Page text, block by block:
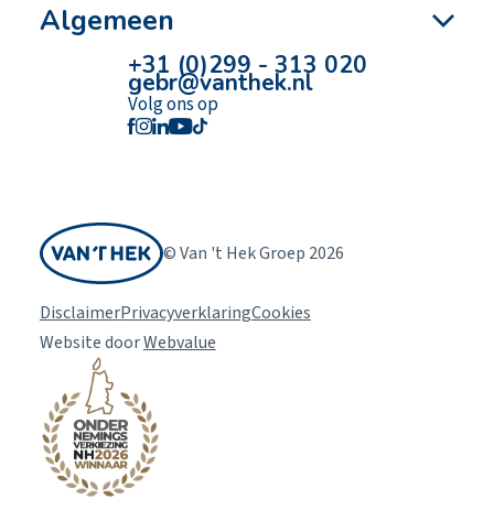
Algemeen
+31 (0)299 - 313 020
gebr@vanthek.nl
Volg ons op
© Van 't Hek Groep 2026
DisclaimerPrivacyverklaringCookies
Website doorWebvalue